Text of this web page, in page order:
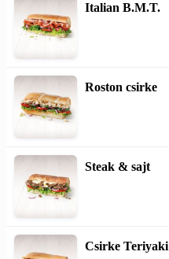
Italian B.M.T.
Roston csirke
Steak & sajt
Csirke Teriyaki